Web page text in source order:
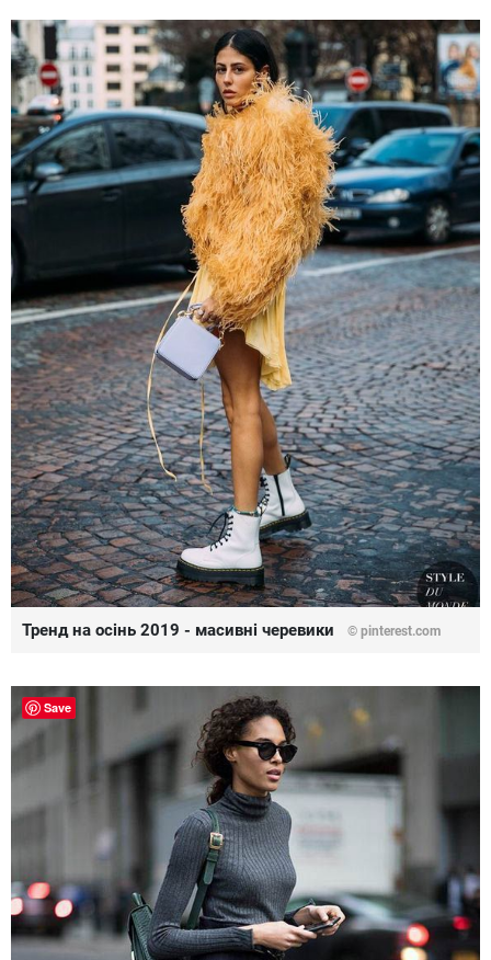
Тренд на осінь 2019 - масивні черевики © pinterest.com
Save